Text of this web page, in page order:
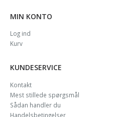
MIN KONTO
Log ind
Kurv
KUNDESERVICE
Kontakt
Mest stillede spørgsmål
Sådan handler du
Handelsbetingelser